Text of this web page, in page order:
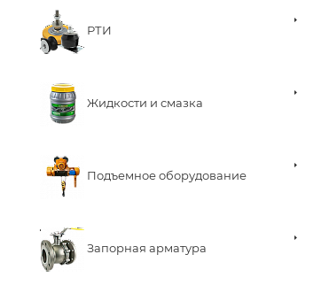
РТИ
Жидкости и смазка
Подъемное оборудование
Запорная арматура